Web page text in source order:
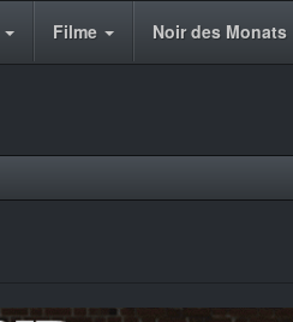
Filme Noir des Monats